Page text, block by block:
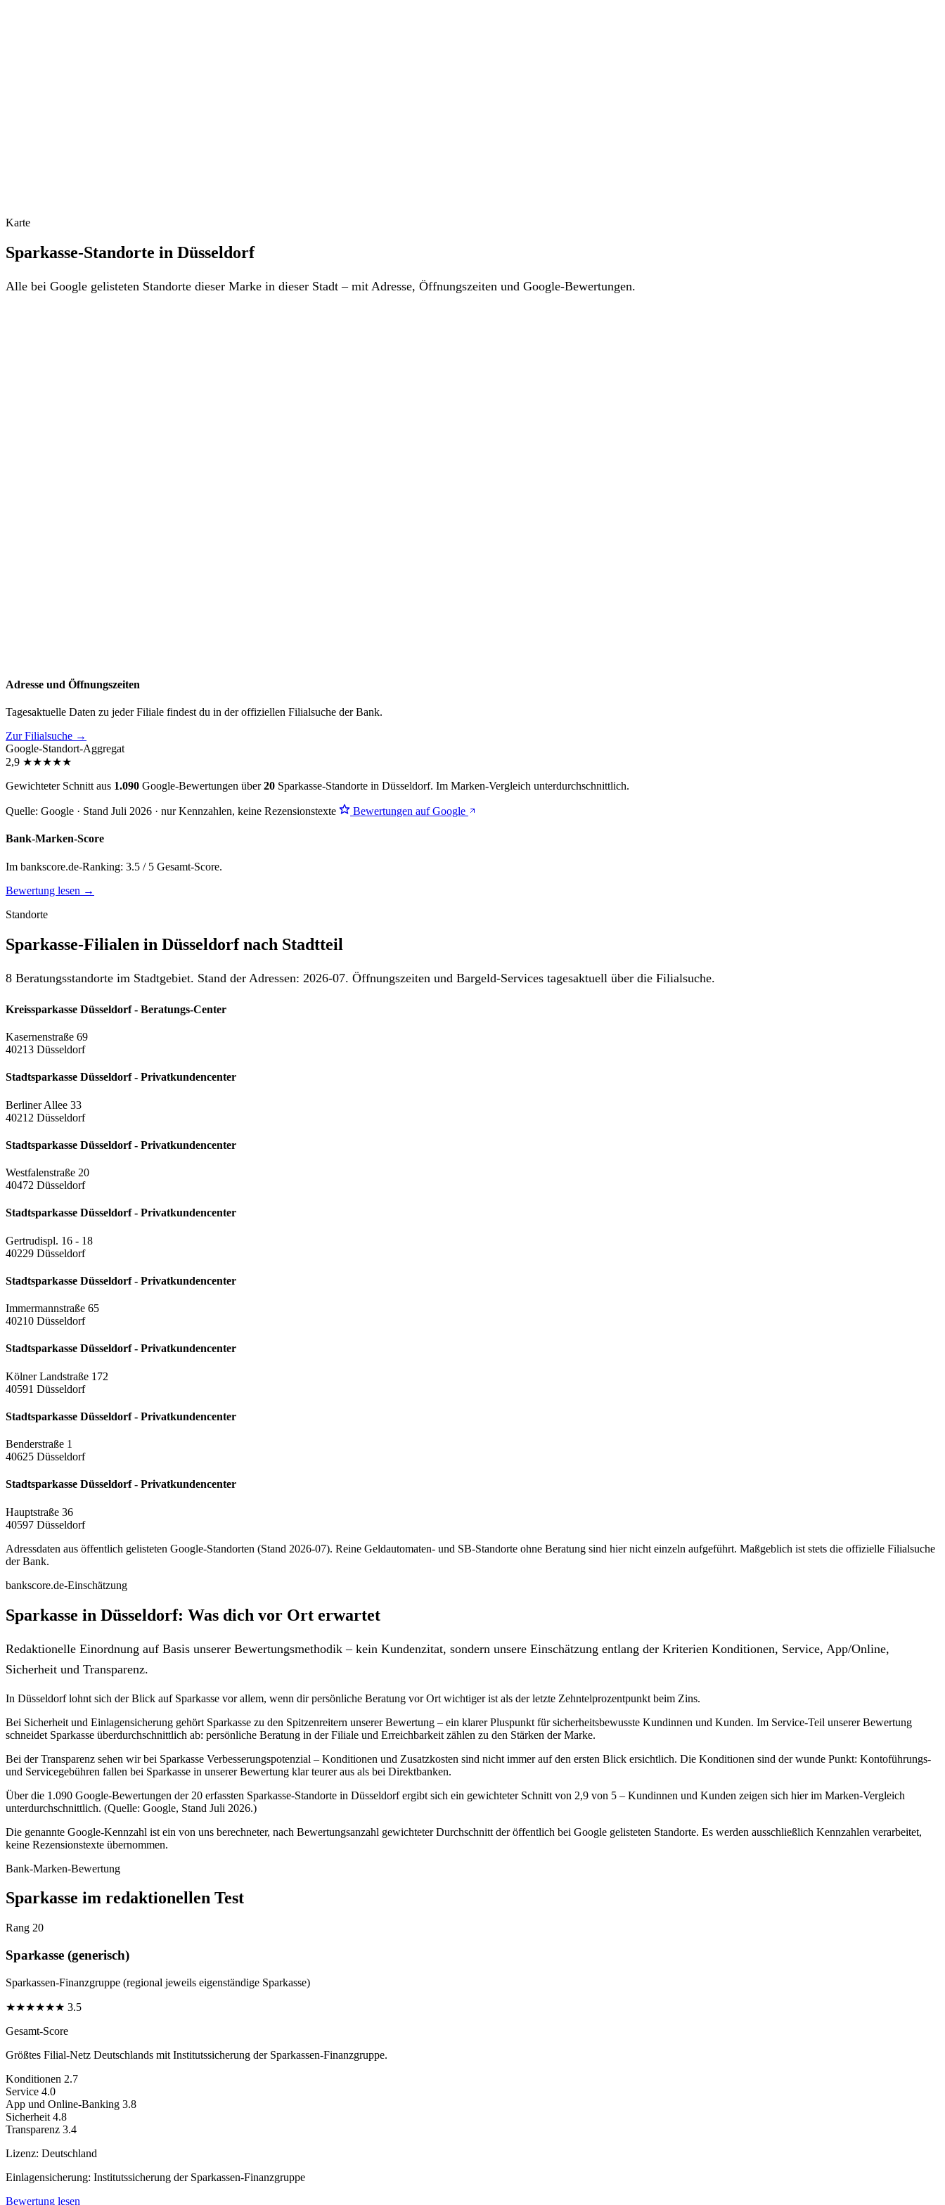
Karte
Sparkasse-Standorte in Düsseldorf
Alle bei Google gelisteten Standorte dieser Marke in dieser Stadt – mit Adresse, Öffnungszeiten und Google-Bewertungen.
Adresse und Öffnungszeiten
Tagesaktuelle Daten zu jeder Filiale findest du in der offiziellen Filialsuche der Bank.
Zur Filialsuche →
Google-Standort-Aggregat
2,9 ★★★★★
Gewichteter Schnitt aus 1.090 Google-Bewertungen über20 Sparkasse-Standorte in Düsseldorf. Im Marken-Vergleich unterdurchschnittlich.
Quelle: Google · Stand Juli 2026 · nur Kennzahlen, keine Rezensionstexte Bewertungen auf Google
Bank-Marken-Score
Im bankscore.de-Ranking: 3.5 / 5 Gesamt-Score.
Bewertung lesen →
Standorte
Sparkasse-Filialen in Düsseldorf nach Stadtteil
8 Beratungsstandorte im Stadtgebiet. Stand der Adressen: 2026-07. Öffnungszeiten und Bargeld-Services tagesaktuell über die Filialsuche.
Kreissparkasse Düsseldorf - Beratungs-Center
Kasernenstraße 69
40213 Düsseldorf
Stadtsparkasse Düsseldorf - Privatkundencenter
Berliner Allee 33
40212 Düsseldorf
Stadtsparkasse Düsseldorf - Privatkundencenter
Westfalenstraße 20
40472 Düsseldorf
Stadtsparkasse Düsseldorf - Privatkundencenter
Gertrudispl. 16 - 18
40229 Düsseldorf
Stadtsparkasse Düsseldorf - Privatkundencenter
Immermannstraße 65
40210 Düsseldorf
Stadtsparkasse Düsseldorf - Privatkundencenter
Kölner Landstraße 172
40591 Düsseldorf
Stadtsparkasse Düsseldorf - Privatkundencenter
Benderstraße 1
40625 Düsseldorf
Stadtsparkasse Düsseldorf - Privatkundencenter
Hauptstraße 36
40597 Düsseldorf
Adressdaten aus öffentlich gelisteten Google-Standorten (Stand 2026-07). Reine Geldautomaten- und SB-Standorte ohne Beratung sind hier nicht einzeln aufgeführt. Maßgeblich ist stets die offizielle Filialsuche
der Bank.
bankscore.de-Einschätzung
Sparkasse in Düsseldorf: Was dich vor Ort erwartet
Redaktionelle Einordnung auf Basis unserer Bewertungsmethodik – kein Kundenzitat, sondern unsere Einschätzung entlang der Kriterien Konditionen, Service, App/Online,
Sicherheit und Transparenz.
In Düsseldorf lohnt sich der Blick auf Sparkasse vor allem, wenn dir persönliche Beratung vor Ort wichtiger ist als der letzte Zehntelprozentpunkt beim Zins.
Bei Sicherheit und Einlagensicherung gehört Sparkasse zu den Spitzenreitern unserer Bewertung – ein klarer Pluspunkt für sicherheitsbewusste Kundinnen und Kunden. Im Service-Teil unserer Bewertung
schneidet Sparkasse überdurchschnittlich ab: persönliche Beratung in der Filiale und Erreichbarkeit zählen zu den Stärken der Marke.
Bei der Transparenz sehen wir bei Sparkasse Verbesserungspotenzial – Konditionen und Zusatzkosten sind nicht immer auf den ersten Blick ersichtlich. Die Konditionen sind der wunde Punkt: Kontoführungs-
und Servicegebühren fallen bei Sparkasse in unserer Bewertung klar teurer aus als bei Direktbanken.
Über die 1.090 Google-Bewertungen der 20 erfassten Sparkasse-Standorte in Düsseldorf ergibt sich ein gewichteter Schnitt von 2,9 von 5 – Kundinnen und Kunden zeigen sich hier im Marken-Vergleich
unterdurchschnittlich. (Quelle: Google, Stand Juli 2026.)
Die genannte Google-Kennzahl ist ein von uns berechneter, nach Bewertungsanzahl gewichteter Durchschnitt der öffentlich bei Google gelisteten Standorte. Es werden ausschließlich Kennzahlen verarbeitet,
keine Rezensionstexte übernommen.
Bank-Marken-Bewertung
Sparkasse im redaktionellen Test
Rang 20
Sparkasse (generisch)
Sparkassen-Finanzgruppe (regional jeweils eigenständige Sparkasse)
★★★★★★ 3.5
Gesamt-Score
Größtes Filial-Netz Deutschlands mit Institutssicherung der Sparkassen-Finanzgruppe.
Konditionen 2.7
Service 4.0
App und Online-Banking 3.8
Sicherheit 4.8
Transparenz 3.4
Lizenz: Deutschland
Einlagensicherung: Institutssicherung der Sparkassen-Finanzgruppe
Bewertung lesen